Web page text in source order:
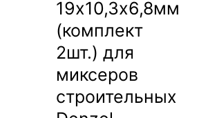
19х10,3х6,8мм
(комплект
2шт.) для
миксеров
строительных